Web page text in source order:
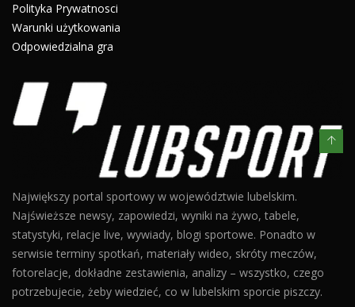
Polityka Prywatnosci
Warunki użytkowania
Odpowiedzialna gra
Największy portal sportowy w województwie lubelskim.
Najświeższe newsy, zapowiedzi, wyniki na żywo, tabele,
statystyki, relacje live, wywiady, blogi sportowe. Ponadto w
serwisie terminy spotkań, materiały wideo, skróty meczów,
fotorelacje, dokładne zestawienia, analizy – wszystko, czego
potrzebujecie, żeby wiedzieć, co w lubelskim sporcie piszczy.